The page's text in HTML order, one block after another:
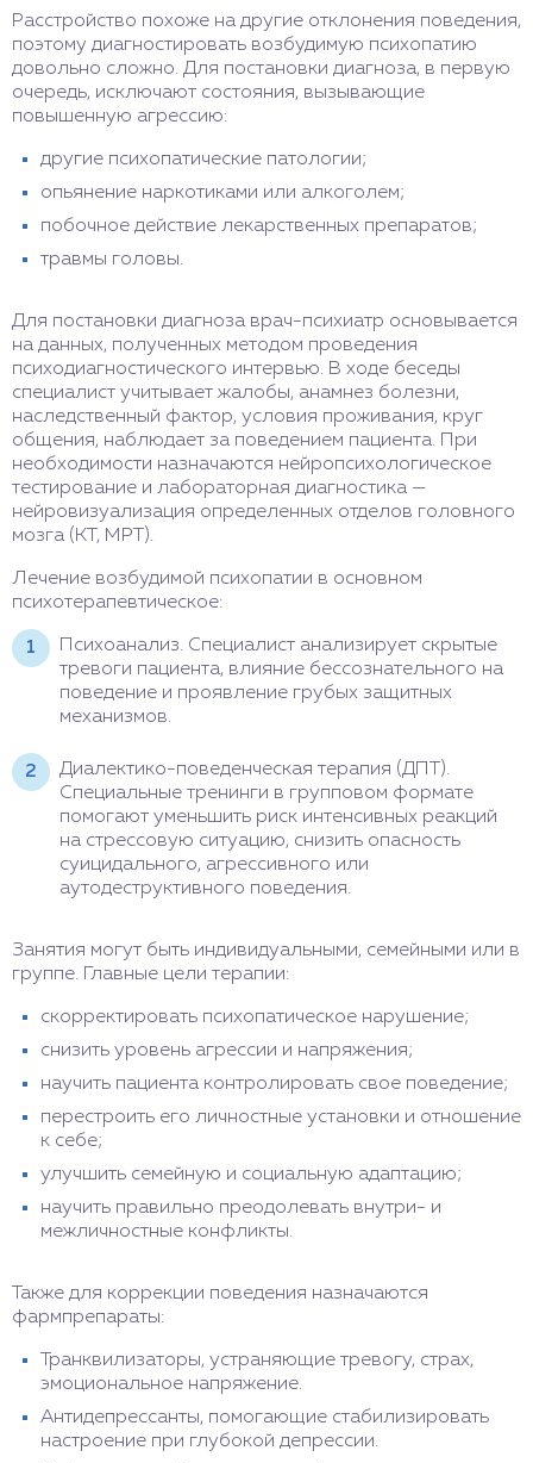
Расстройство похоже на другие отклонения поведения,
поэтому диагностировать возбудимую психопатию
довольно сложно. Для постановки диагноза, в первую
очередь, исключают состояния, вызывающие
повышенную агрессию:
другие психопатические патологии;
опьянение наркотиками или алкоголем;
побочное действие лекарственных препаратов;
травмы головы.
Для постановки диагноза врач-психиатр основывается
на данных, полученных методом проведения
психодиагностического интервью. В ходе беседы
специалист учитывает жалобы, анамнез болезни,
наследственный фактор, условия проживания, круг
общения, наблюдает за поведением пациента. При
необходимости назначаются нейропсихологическое
тестирование и лабораторная диагностика —
нейровизуализация определенных отделов головного
мозга (КТ, МРТ).
Лечение возбудимой психопатии в основном
психотерапевтическое:
Психоанализ. Специалист анализирует скрытые
тревоги пациента, влияние бессознательного на
поведение и проявление грубых защитных
механизмов.
Диалектико-поведенческая терапия (ДПТ).
Специальные тренинги в групповом формате
помогают уменьшить риск интенсивных реакций
на стрессовую ситуацию, снизить опасность
суицидального, агрессивного или
аутодеструктивного поведения.
Занятия могут быть индивидуальными, семейными или в
группе. Главные цели терапии:
скорректировать психопатическое нарушение;
снизить уровень агрессии и напряжения;
научить пациента контролировать свое поведение;
перестроить его личностные установки и отношение
к себе;
улучшить семейную и социальную адаптацию;
научить правильно преодолевать внутри- и
межличностные конфликты.
Также для коррекции поведения назначаются
фармпрепараты:
Транквилизаторы, устраняющие тревогу, страх,
эмоциональное напряжение.
Антидепрессанты, помогающие стабилизировать
настроение при глубокой депрессии.